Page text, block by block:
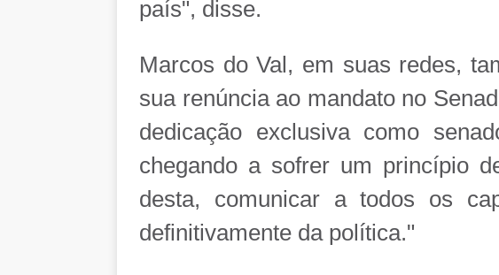
país", disse.
Marcos do Val, em suas redes,
sua renúncia ao mandato no
dedicação exclusiva como
chegando a sofrer um princípio
desta, comunicar a todos os
definitivamente da política."